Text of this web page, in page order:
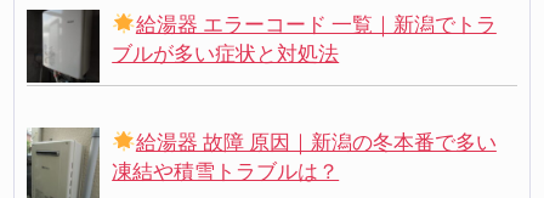
給湯器 エラーコード 一覧｜新潟でトラ
ブルが多い症状と対処法
給湯器 故障 原因｜新潟の冬本番で多い
凍結や積雪トラブルは？